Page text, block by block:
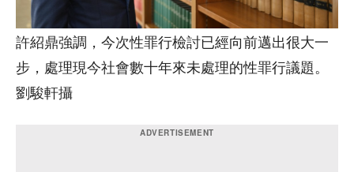
許紹鼎強調，今次性罪行檢討已經向前邁出很大一
步，處理現今社會數十年來未處理的性罪行議題。
劉駿軒攝